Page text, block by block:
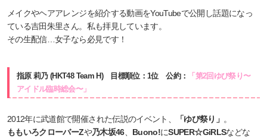
メイクやヘアアレンジを紹介する動画をYouTubeで公開し話題になっ
ている吉田朱里さん。私も拝見しています。
その生配信…女子なら必見です！
指原 莉乃 (HKT48 Team H) 目標順位：1位 公約：
「第2回ゆび祭り〜
アイドル臨時総会〜」
2012年に武道館で開催された伝説のイベント、 「ゆび祭り」 。
ももいろクローバーZや乃木坂46、 Buono!にSUPER☆GiRLSなどな